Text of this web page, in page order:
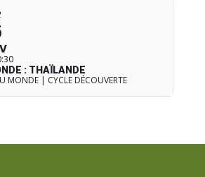
: THAÏLANDE
MONDE | CYCLE DÉCOUVERTE